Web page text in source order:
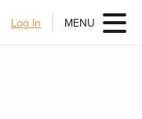
Log In MENU